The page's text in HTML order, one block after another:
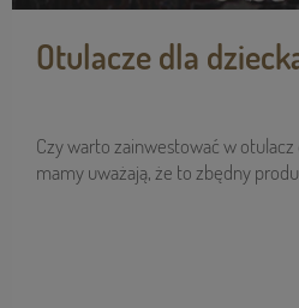
Otulacze dla
Czy warto zainwestować w
mamy uważają, że to zbędny